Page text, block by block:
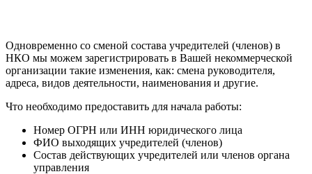
Одновременно со сменой состава учредителей (членов) в
НКО мы можем зарегистрировать в Вашей некоммерческой
организации такие изменения, как: смена руководителя,
адреса, видов деятельности, наименования и другие.
Что необходимо предоставить для начала работы:
Номер ОГРН или ИНН юридического лица
ФИО выходящих учредителей (членов)
Состав действующих учредителей или членов органа
управления